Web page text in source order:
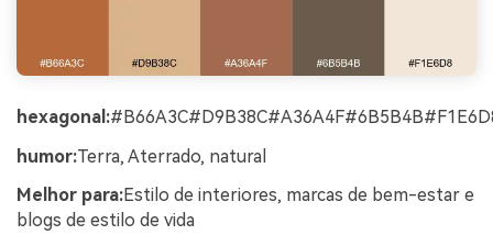
hexagonal:
humor:Terra, Aterrado, natural
Melhor para:Estilo de interiores, marcas de bem-estar e
blogs de estilo de vida